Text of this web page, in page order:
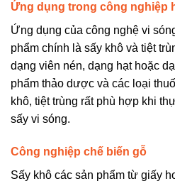
Ứng dụng trong công nghiệp
Ứng dụng của công nghệ vi
phẩm chính là sấy khô và tiệt
dạng viên nén, dạng hạt hoặc
phẩm thảo dược và các loại
khô, tiệt trùng rất phù hợp khi
sấy vi sóng.
Công nghiệp chế biến gỗ
Sấy khô các sản phẩm từ giấy